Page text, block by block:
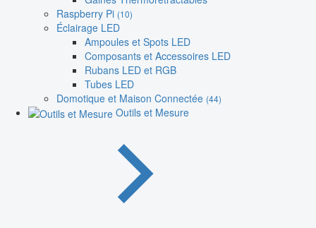
Raspberry Pi (10)
Éclairage LED
Ampoules et Spots LED
Composants et Accessoires LED
Rubans LED et RGB
Tubes LED
Domotique et Maison Connectée (44)
Outils et Mesure